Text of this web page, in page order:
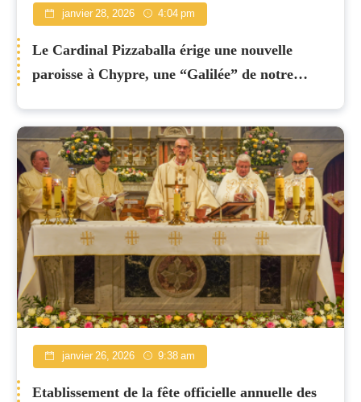
janvier 28, 2026 4:04 pm
Le Cardinal Pizzaballa érige une nouvelle
paroisse à Chypre, une “Galilée” de notre
janvier 26, 2026 9:38 am
Etablissement de la fête officielle annuelle des